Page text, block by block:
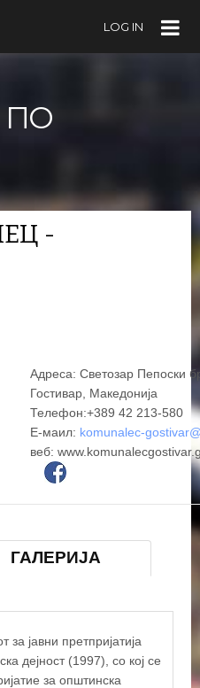
LOG IN
-
Адреса: Светозар Пепоски
Гостивар, Македонија
Телефон:+389 42 213-580
Е-маил: komunalec-
веб:
ГАЛЕРИЈА
јавни претпријатија
дејност (1997), со кој се
за општинска